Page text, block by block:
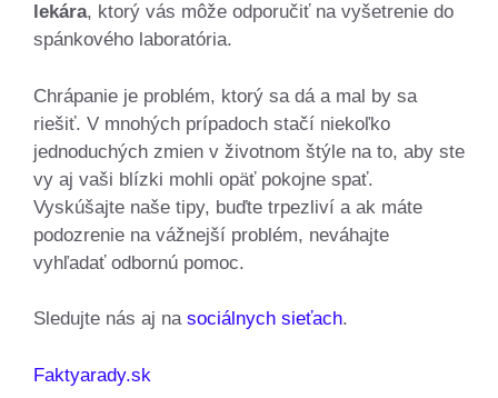
lekára, ktorý vás môže odporučiť na vyšetrenie do
spánkového laboratória.
Chrápanie je problém, ktorý sa dá a mal by sa
riešiť. V mnohých prípadoch stačí niekoľko
jednoduchých zmien v životnom štýle na to, aby ste
vy aj vaši blízki mohli opäť pokojne spať.
Vyskúšajte naše tipy, buďte trpezliví a ak máte
podozrenie na vážnejší problém, neváhajte
vyhľadať odbornú pomoc.
Sledujte nás aj na sociálnych sieťach.
Faktyarady.sk